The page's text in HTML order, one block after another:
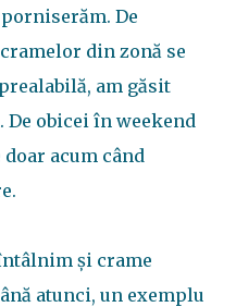
De
din zonă se
am găsit
obicei în weekend
acum când
și crame
atunci, un exemplu